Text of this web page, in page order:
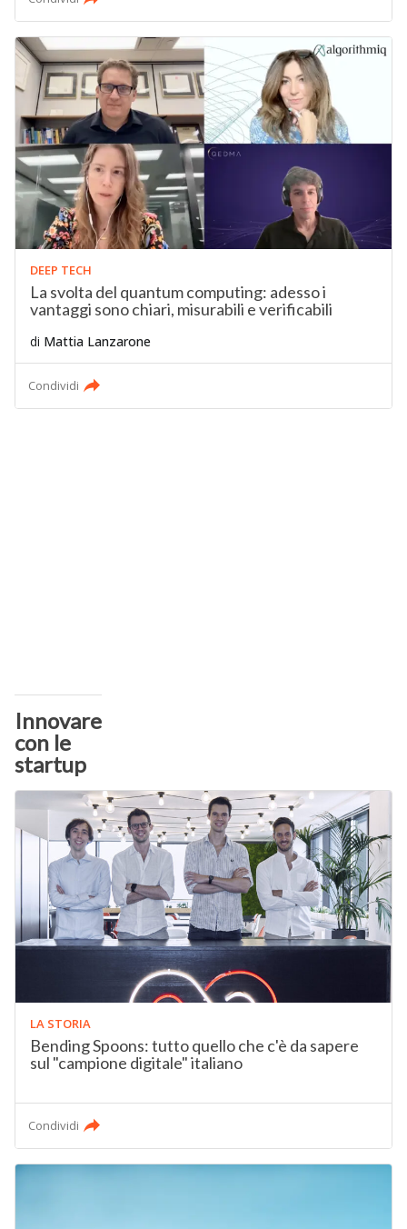
DEEP TECH
La svolta del quantum computing: adesso i
vantaggi sono chiari, misurabili e verificabili
di Mattia Lanzarone
Condividi
Innovare
con le
startup
LA STORIA
Bending Spoons: tutto quello che c'è da sapere
sul "campione digitale" italiano
Condividi